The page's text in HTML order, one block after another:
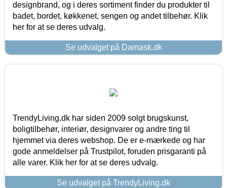
designbrand, og i deres sortiment finder du produkter til
badet, bordet, køkkenet, sengen og andet tilbehør. Klik
her for at se deres udvalg.
Se udvalget på Damask.dk
TrendyLiving.dk har siden 2009 solgt brugskunst,
boligtilbehør, interiør, designvarer og andre ting til
hjemmet via deres webshop. De er e-mærkede og har
gode anmeldelser på Trustpilot, foruden prisgaranti på
alle varer. Klik her for at se deres udvalg.
Se udvalget på TrendyLiving.dk